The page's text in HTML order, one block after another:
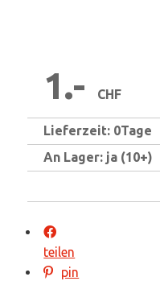
1.- CHF
Lieferzeit: 0Tage
An Lager: ja (10+)
teilen
pin